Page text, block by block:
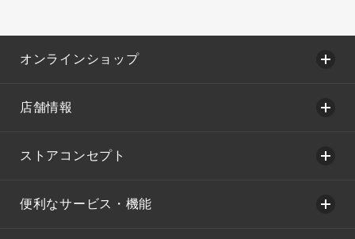
オンラインショップ
店舗情報
ストアコンセプト
便利なサービス・機能